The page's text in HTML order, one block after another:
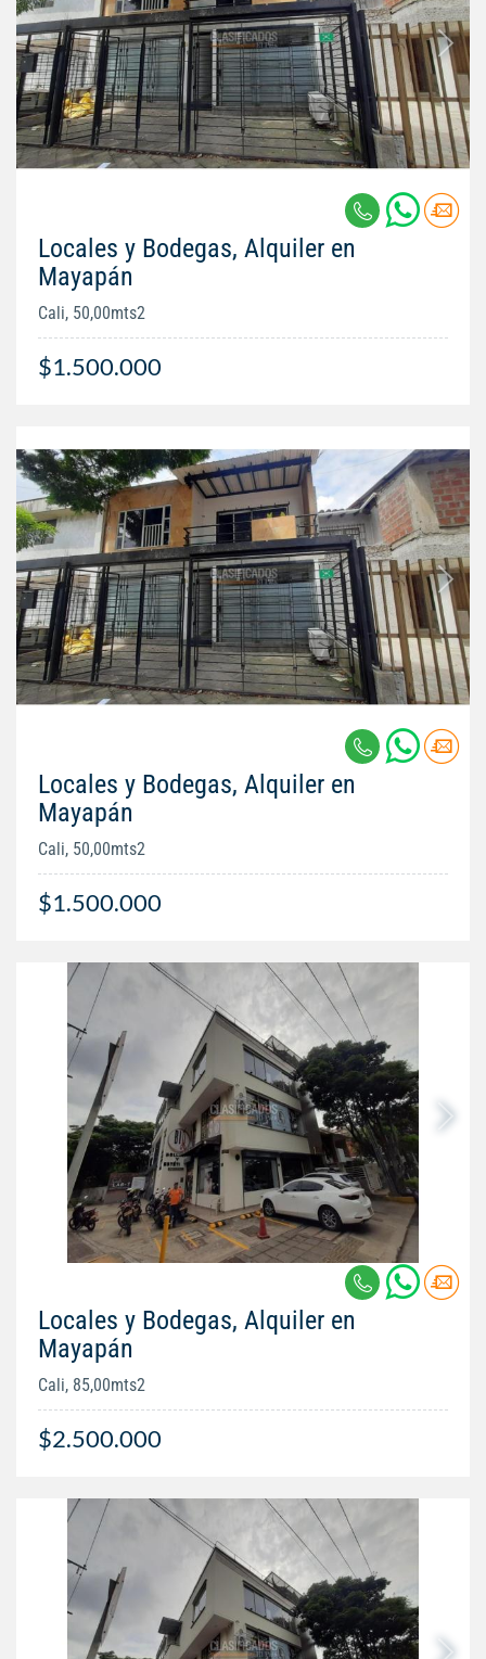
Locales y Bodegas, Alquiler en
Mayapán
Cali, 50,00mts2
$1.500.000
Locales y Bodegas, Alquiler en
Mayapán
Cali, 50,00mts2
$1.500.000
Locales y Bodegas, Alquiler en
Mayapán
Cali, 85,00mts2
$2.500.000